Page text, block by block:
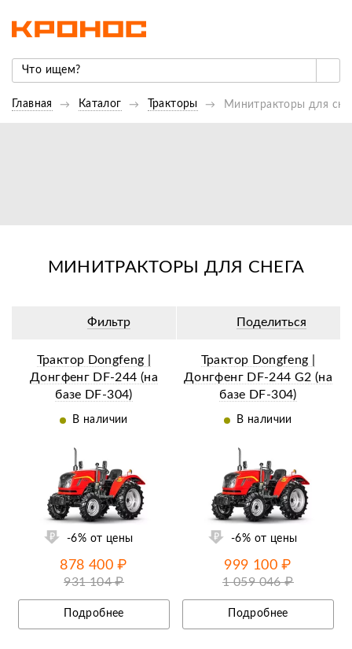
Главная Каталог Тракторы Минитракторы для
МИНИТРАКТОРЫ ДЛЯ СНЕГА
Фильтр Поделиться
Трактор Dongfeng |
Донгфенг DF-244 (на
базе DF-304)
В наличии
-6% от цены
878 400 ₽
931 104 ₽
Подробнее
Трактор Dongfeng |
Донгфенг DF-244 G2 (на
базе DF-304)
В наличии
Ещё 35 фотографий
-6% от цены
999 100 ₽
1 059 046 ₽
Подробнее